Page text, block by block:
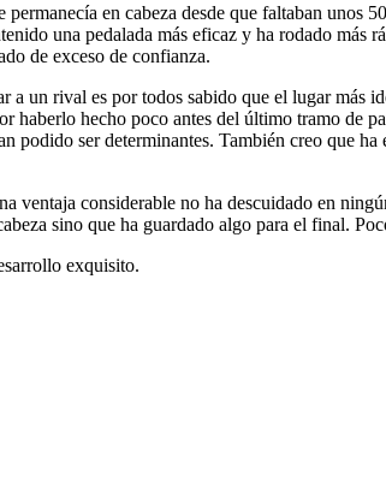
en cabeza desde que faltaban unos
una pedalada más eficaz y ha rodado más
de exceso de confianza.
un rival es por todos sabido que el lugar más
hecho poco antes del último tramo de
podido ser determinantes. También creo que
ventaja considerable no ha descuidado en
sino que ha guardado algo para el final.
exquisito.